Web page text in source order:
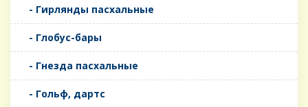
- Гирлянды пасхальные
- Глобус-бары
- Гнезда пасхальные
- Гольф, дартс